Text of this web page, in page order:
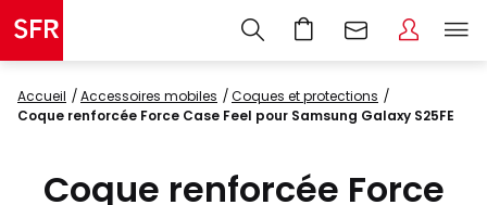
Accueil accessoires mobiles
coques et protections
Coque renforcée Force Case Feel pour Samsung Galaxy S25FE
Coque renforcée Force